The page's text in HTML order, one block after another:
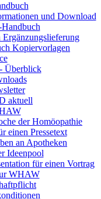
und Download
Kopiervorlagen
Überblick
aktuell
der Homöopathie
einen Pressetext
an Apotheken
Ideenpool
für einen Vortrag
WHAW